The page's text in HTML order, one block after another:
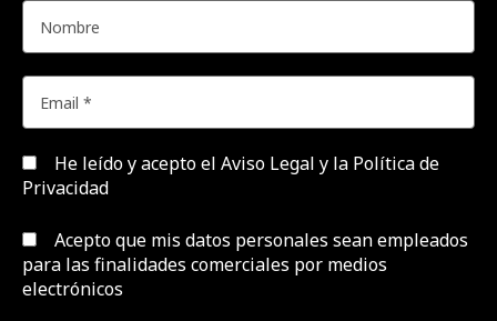
He leído y acepto el Aviso Legal y la Política de
Privacidad
Acepto que mis datos personales sean empleados
para las finalidades comerciales por medios
electrónicos